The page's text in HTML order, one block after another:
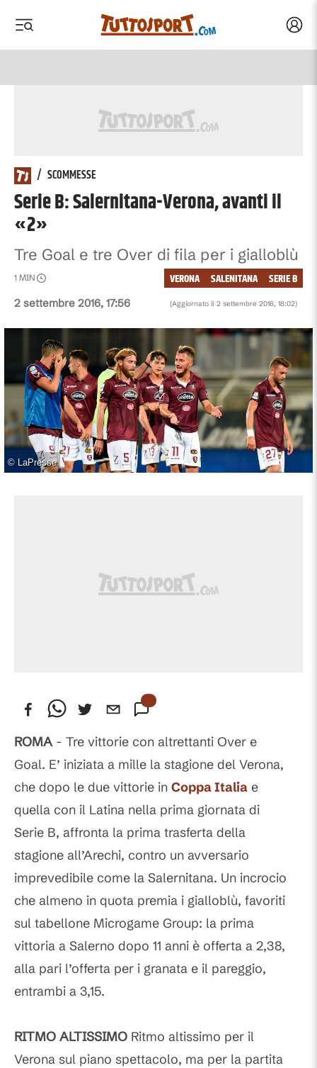
/ SCOMMESSE
Serie B: Salernitana-Verona, avanti il
«2»
Tre Goal e tre Over di fila per i gialloblù
2 settembre 2016, 17:56 (Aggiornato il 2 settembre 2016, 18:02)
1 MIN SERIE B
SALENITANA
VERONA
© LaPresse
ROMA - Tre vittorie con altrettanti Over e
Goal. E’ iniziata a mille la stagione del Verona,
che dopo le due vittorie in Coppa Italia e
quella con il Latina nella prima giornata di
Serie B, affronta la prima trasferta della
stagione all’Arechi, contro un avversario
imprevedibile come la Salernitana. Un incrocio
che almeno in quota premia i gialloblù, favoriti
sul tabellone Microgame Group: la prima
vittoria a Salerno dopo 11 anni è offerta a 2,38,
alla pari l’offerta per i granata e il pareggio,
entrambi a 3,15.
RITMO ALTISSIMO Ritmo altissimo per il
Verona sul piano spettacolo, ma per la partita